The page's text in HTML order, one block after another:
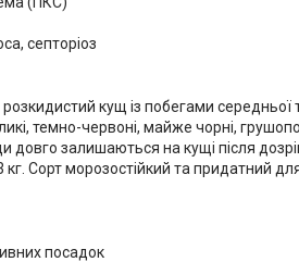
септоріоз
кущ із побегами
темно-червоні, майже чорні,
довго залишаються на кущі після
Сорт морозостійкий та придатний
посадок